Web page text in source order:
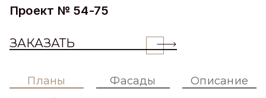
Проект № 54-75
ЗАКАЗАТЬ
Планы Фасады Описание